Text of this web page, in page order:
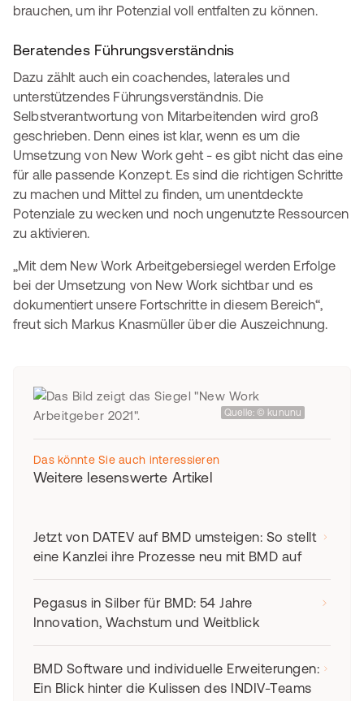
brauchen, um ihr Potenzial voll entfalten zu können.
Beratendes Führungsverständnis
Dazu zählt auch ein coachendes, laterales und
unterstützendes Führungsverständnis. Die
Selbstverantwortung von Mitarbeitenden wird groß
geschrieben. Denn eines ist klar, wenn es um die
Umsetzung von New Work geht - es gibt nicht das eine
für alle passende Konzept. Es sind die richtigen Schritte
zu machen und Mittel zu finden, um unentdeckte
Potenziale zu wecken und noch ungenutzte Ressourcen
zu aktivieren.
„Mit dem New Work Arbeitgebersiegel werden Erfolge
bei der Umsetzung von New Work sichtbar und es
dokumentiert unsere Fortschritte in diesem Bereich“,
freut sich Markus Knasmüller über die Auszeichnung.
Quelle: © kununu
Das könnte Sie auch interessieren
Weitere lesenswerte Artikel
Jetzt von DATEV auf BMD umsteigen: So stellt
eine Kanzlei ihre Prozesse neu mit BMD auf
Pegasus in Silber für BMD: 54 Jahre
Innovation, Wachstum und Weitblick
BMD Software und individuelle Erweiterungen:
Ein Blick hinter die Kulissen des INDIV-Teams